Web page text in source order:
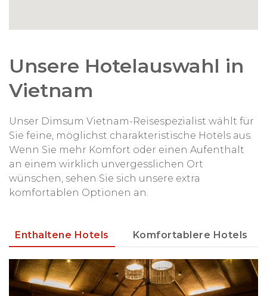
Unsere Hotelauswahl in
Vietnam
Unser Dimsum Vietnam-Reisespezialist wählt für
Sie feine, möglichst charakteristische Hotels aus.
Wenn Sie mehr Komfort oder einen Aufenthalt
an einem wirklich unvergesslichen Ort
wünschen, sehen Sie sich unsere extra
komfortablen Optionen an.
Enthaltene Hotels Komfortablere Hotels